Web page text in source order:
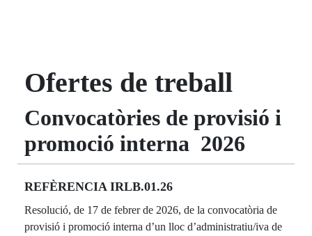
Ofertes de treball
Convocatòries de provisió i
promoció interna 2026
REFÈRENCIA IRLB.01.26
Resolució, de 17 de febrer de 2026, de la convocatòria de
provisió i promoció interna d’un lloc d’administratiu/iva de